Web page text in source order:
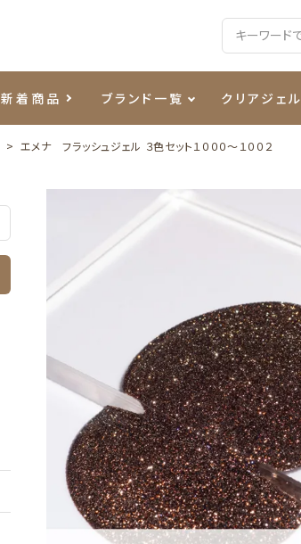
新着商品 ブランド一覧
プリアンファ
クリアジェル
テラコッタジェル
マグネティフラッシュジェル
シーナカラージェルポリッシュ
ピンセット・シザー・スパチュラ
LEDライト
パウダー・フレーク
エメナ フラッシュジェル ３色セット１０００～１００２